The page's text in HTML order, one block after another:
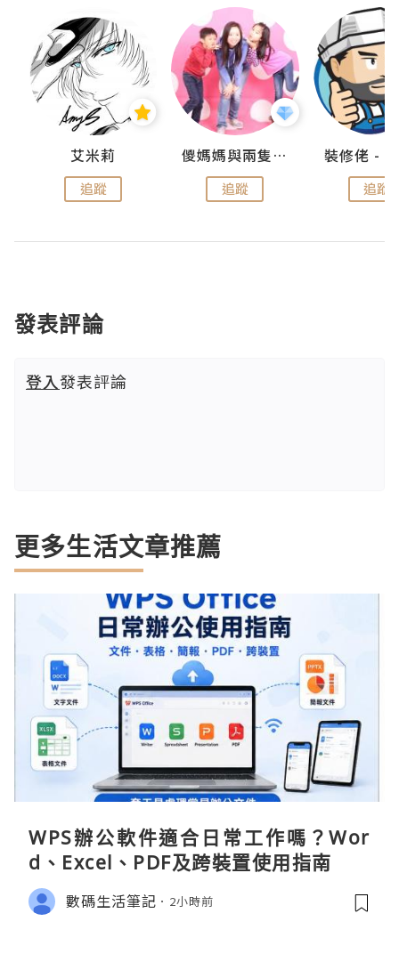
艾米莉
追蹤
儍媽媽與兩隻小魔怪之家
追蹤 追蹤
發表評論
登入發表評論
更多生活文章推薦
WPS辦公軟件適合日常工作嗎？Wor
d、Excel、PDF及跨裝置使用指南
數碼生活筆記 2小時前